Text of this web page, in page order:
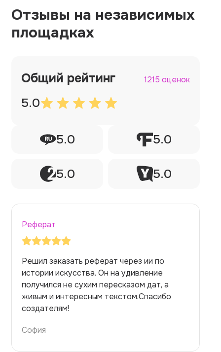
Отзывы на независимых
площадках
Общий рейтинг 1215 оценок
5.0
5.0 5.0
5.0 5.0
Реферат
Заказывала реферат с помощью нейросети
на медицинскую тему. Ожидала худшего,
но справилась. Термины использовала
правильно. Для быстрого ознакомления с
темой — идеально.
Алина